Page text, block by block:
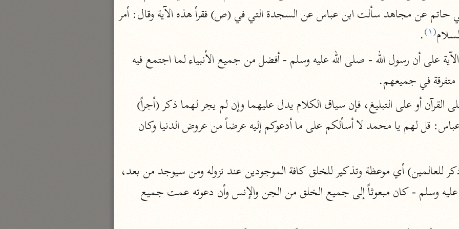
نحو ١١ مجلدًا
نحو ٣ مجلدات
موسوعات
روح المعاني
مفاتيح الغيب
فخر الدين الرازي (٦٠٦ هـ)
نحو مجلد
نحو ٤ مجلدات
أبو بكر الجزائري (١٤٣٩ هـ)
نحو ٣ مجلدات
القرآن – تدبّر وعمل
تفسير القرآن الكريم
ابن عثيمين (١٤٢١ هـ)
يسجد في (ص) ولفظ ابن أبي حاتم عن مجاهد سألت ابن عباس عن السجدة التي في (ص) فقرأ هذه الآية وقال: أمر
(١) .
في جميعهم.